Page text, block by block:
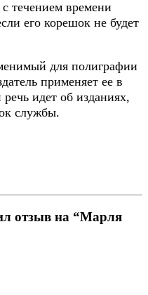
течением времени
его корешок не будет
для полиграфии
применяет ее в
идет об изданиях,
службы.
отзыв на “Марля